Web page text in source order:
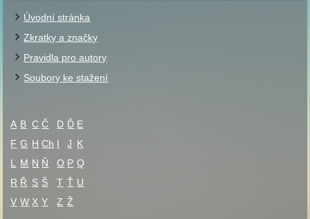
Úvodní stránka
Zkratky a značky
Pravidla pro autory
Soubory ke stažení
A B C Č D Ď E
F G H Ch I J K
L
M N Ň O P Q
R Ř S Š T Ť U
V W X Y Z Ž